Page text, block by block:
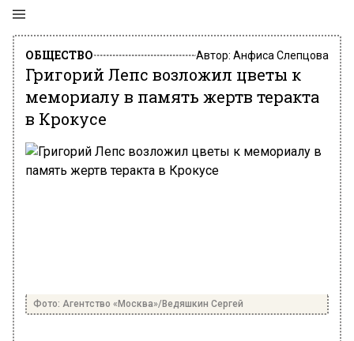
ОБЩЕСТВО Автор: Анфиса Слепцова
Григорий Лепс возложил цветы к
мемориалу в память жертв теракта
в Крокусе
Фото: Агентство «Москва»/Ведяшкин Сергей